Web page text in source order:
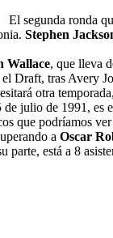
El segunda ronda
Stephen
Wallace, que lleva
Draft, tras Avery
otra
de julio de 1991, es
que podríamos ver
a Oscar
parte, está a 8